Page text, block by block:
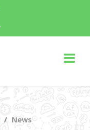
News